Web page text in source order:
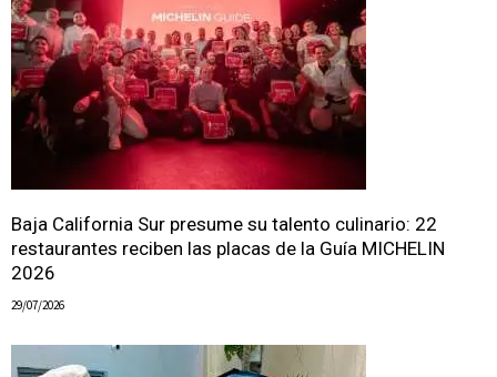
Baja California Sur presume su talento culinario: 22
restaurantes reciben las placas de la Guía MICHELIN
2026
29/07/2026